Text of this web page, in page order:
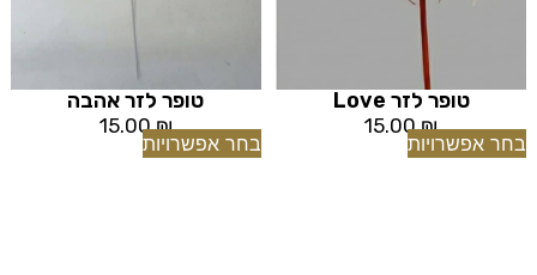
טופר לזר Love
15.00₪
בחר אפשרויות
טופר לזר אהבה
15.00₪
בחר אפשרויות